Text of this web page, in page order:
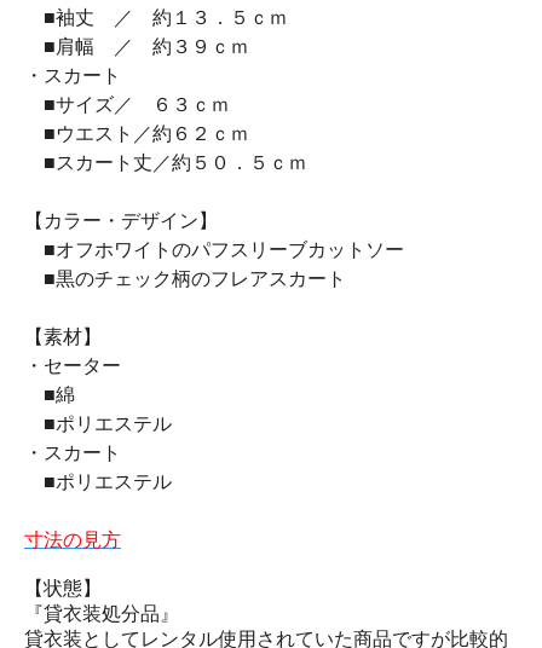
■袖丈 ／ 約１３．５ｃｍ
■肩幅 ／ 約３９ｃｍ
・スカート
■サイズ／ ６３ｃｍ
■ウエスト／約６２ｃｍ
■スカート丈／約５０．５ｃｍ
【カラー・デザイン】
■オフホワイトのパフスリーブカットソー
■黒のチェック柄のフレアスカート
【素材】
・セーター
■綿
■ポリエステル
・スカート
■ポリエステル
寸法の見方
【状態】
『貸衣装処分品』
貸衣装としてレンタル使用されていた商品ですが比較的